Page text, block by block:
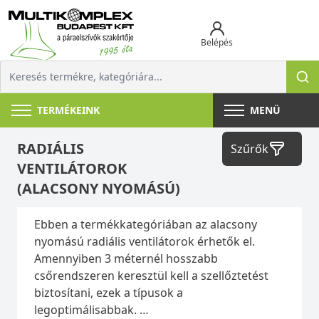
Belépés
TERMÉKEINK MENÜ
RADIÁLIS
VENTILÁTOROK
(ALACSONY NYOMÁSÚ)
Ebben a termékkategóriában az alacsony
nyomású radiális ventilátorok érhetők el.
Amennyiben 3 méternél hosszabb
csőrendszeren keresztül kell a szellőztetést
biztosítani, ezek a típusok a
legoptimálisabbak.
Szűrők